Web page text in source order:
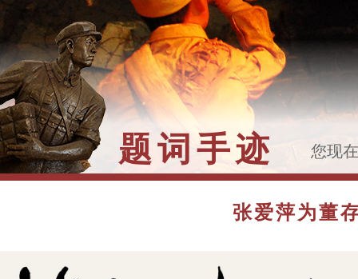
题词手迹
您现
>>张
馆名
张爱萍为董